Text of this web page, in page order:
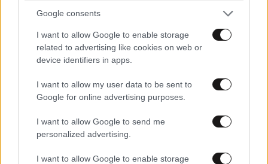
Google consents
I want to allow Google to enable storage
related to advertising like cookies on web or
device identifiers in apps.
I want to allow my user data to be sent to
Google for online advertising purposes.
I want to allow Google to send me
personalized advertising.
I want to allow Google to enable storage